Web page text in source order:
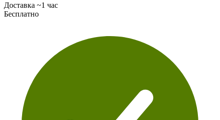
Доставка ~1 час
Бесплатно